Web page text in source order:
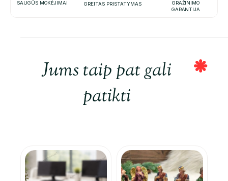
SAUGŪS MOKĖJIMAI GREITAS PRISTATYMAS
GRAŽINIMO
GARANTIJA
Jums taip pat gali
patikti